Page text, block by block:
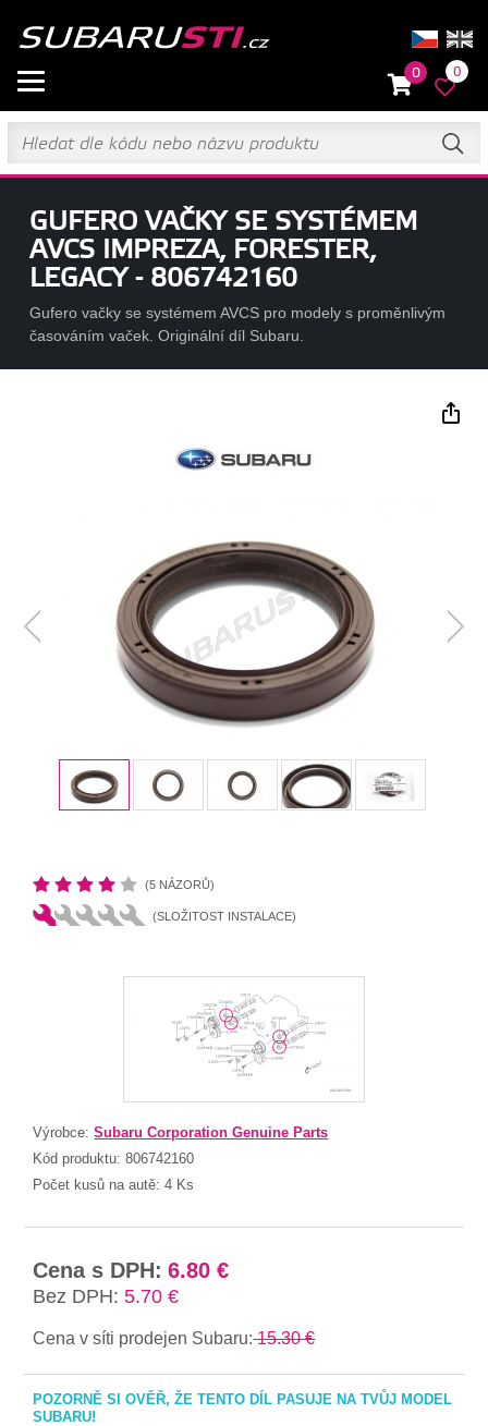
0 0
GUFERO VAČKY SE SYSTÉMEM
AVCS IMPREZA, FORESTER,
LEGACY - 806742160
Gufero vačky se systémem AVCS pro modely s proměnlivým
časováním vaček. Originální díl Subaru.
(5 NÁZORŮ)
(SLOŽITOST INSTALACE)
Výrobce:Subaru Corporation Genuine Parts
Kód produktu:806742160
Počet kusů na autě:4 Ks
Cena s DPH: 6.80 €
Bez DPH: 5.70 €
Cena v síti prodejen Subaru:15.30 €
POZORNĚ SI OVĚŘ, ŽE TENTO DÍL PASUJE NA TVŮJ MODEL
SUBARU!